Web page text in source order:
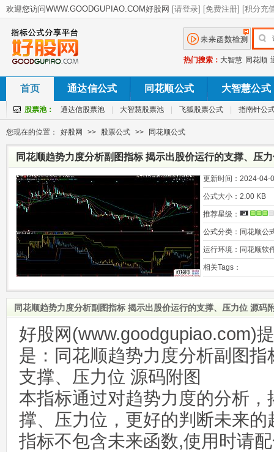
热门搜索： 大智慧 同花顺
首页 通达信公式 同花顺公式 大智慧公式
股票池： 通达信股票池 大智慧股票池 飞狐股票公式 指南针公
您现在的位置： 好股网 >> 股票公式 >> 同花顺公式
同花顺趋势力度分析副图指标 揭示出股价运行的支撑、压
更新时间： 2024-04-
公式大小： 2.00 KB
推荐星级：
公式分类： 同花顺公
运行环境： 同花顺软
相关Tags：
同花顺趋势力度分析副图指标 揭示出股价运行的支撑、压力位 源码
好股网(www.goodgupiao.com)
是：同花顺趋势力度分析副图
支撑、压力位 源码附图
本指标通过对趋势力度的分析
撑、压力位，更好的判断未来的
指标不包含未来函数,使用时请